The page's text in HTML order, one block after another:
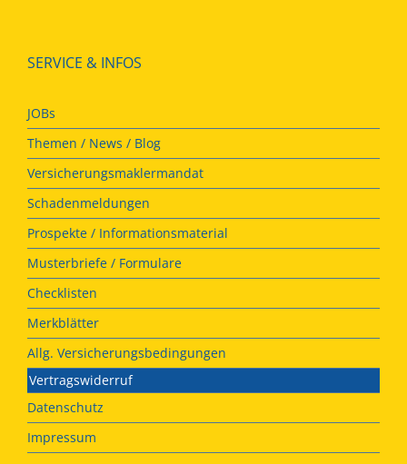
SERVICE & INFOS
JOBs
Themen / News / Blog
Versicherungsmaklermandat
Schadenmeldungen
Prospekte / Informationsmaterial
Musterbriefe / Formulare
Checklisten
Merkblätter
Allg. Versicherungsbedingungen
Vertragswiderruf
Datenschutz
Impressum